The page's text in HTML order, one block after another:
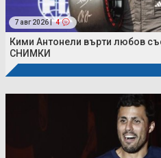
7 авг 2026 | 4
Кими Антонели върти любов
СНИМКИ